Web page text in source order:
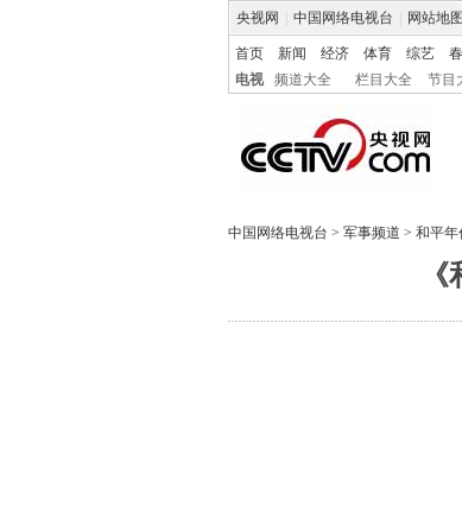
央视网 中国网络电视台 网站地图
首页 新闻 经济 体育 综艺
电视
频道大全 栏目大全 节目
中国网络电视台 > 军事频道 > 和平年